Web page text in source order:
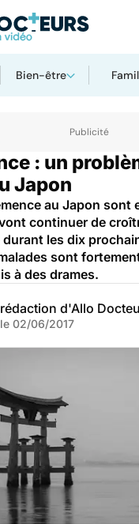
Bien-être
Psychiatrie
: un
Japon
au Japon sont
continuer de
les dix
sont
à des drames.
d'Allo
02/06/2017